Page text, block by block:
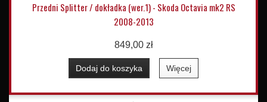
Przedni Splitter / dokładka (wer.1) - Skoda Octavia mk2 RS
2008-2013
849,00 zł
Dodaj do koszyka Więcej